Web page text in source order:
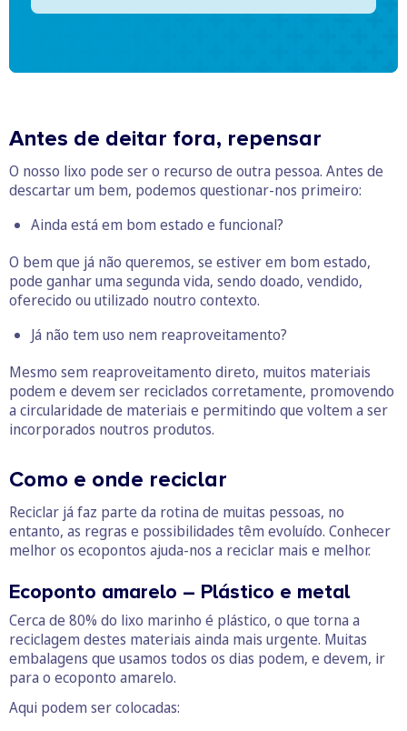
Antes de deitar fora, repensar
O nosso lixo pode ser o recurso de outra pessoa. Antes de
descartar um bem, podemos questionar-nos primeiro:
Ainda está em bom estado e funcional?
O bem que já não queremos, se estiver em bom estado,
pode ganhar uma segunda vida, sendo doado, vendido,
oferecido ou utilizado noutro contexto.
Já não tem uso nem reaproveitamento?
Mesmo sem reaproveitamento direto, muitos materiais
podem e devem ser reciclados corretamente, promovendo
a circularidade de materiais e permitindo que voltem a ser
incorporados noutros produtos.
Como e onde reciclar
Reciclar já faz parte da rotina de muitas pessoas, no
entanto, as regras e possibilidades têm evoluído. Conhecer
melhor os ecopontos ajuda-nos a reciclar mais e melhor.
Ecoponto amarelo – Plástico e metal
Cerca de 80% do lixo marinho é plástico, o que torna a
reciclagem destes materiais ainda mais urgente. Muitas
embalagens que usamos todos os dias podem, e devem, ir
para o ecoponto amarelo.
Aqui podem ser colocadas: